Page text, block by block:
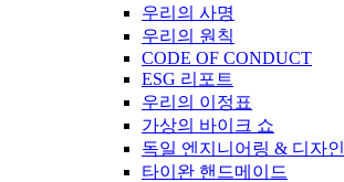
우리의 사명
우리의 원칙
CODE OF CONDUCT
ESG 리포트
우리의 이정표
가상의 바이크 쇼
독일 엔지니어링 & 디자인
타이완 핸드메이드